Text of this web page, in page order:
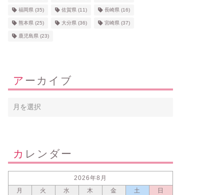
福岡県(35) 佐賀県(11) 長崎県(16)
熊本県(25) 大分県(36) 宮崎県(37)
鹿児島県(23)
アーカイブ
カレンダー
2026年8月
月
火 水 木 金 土
日